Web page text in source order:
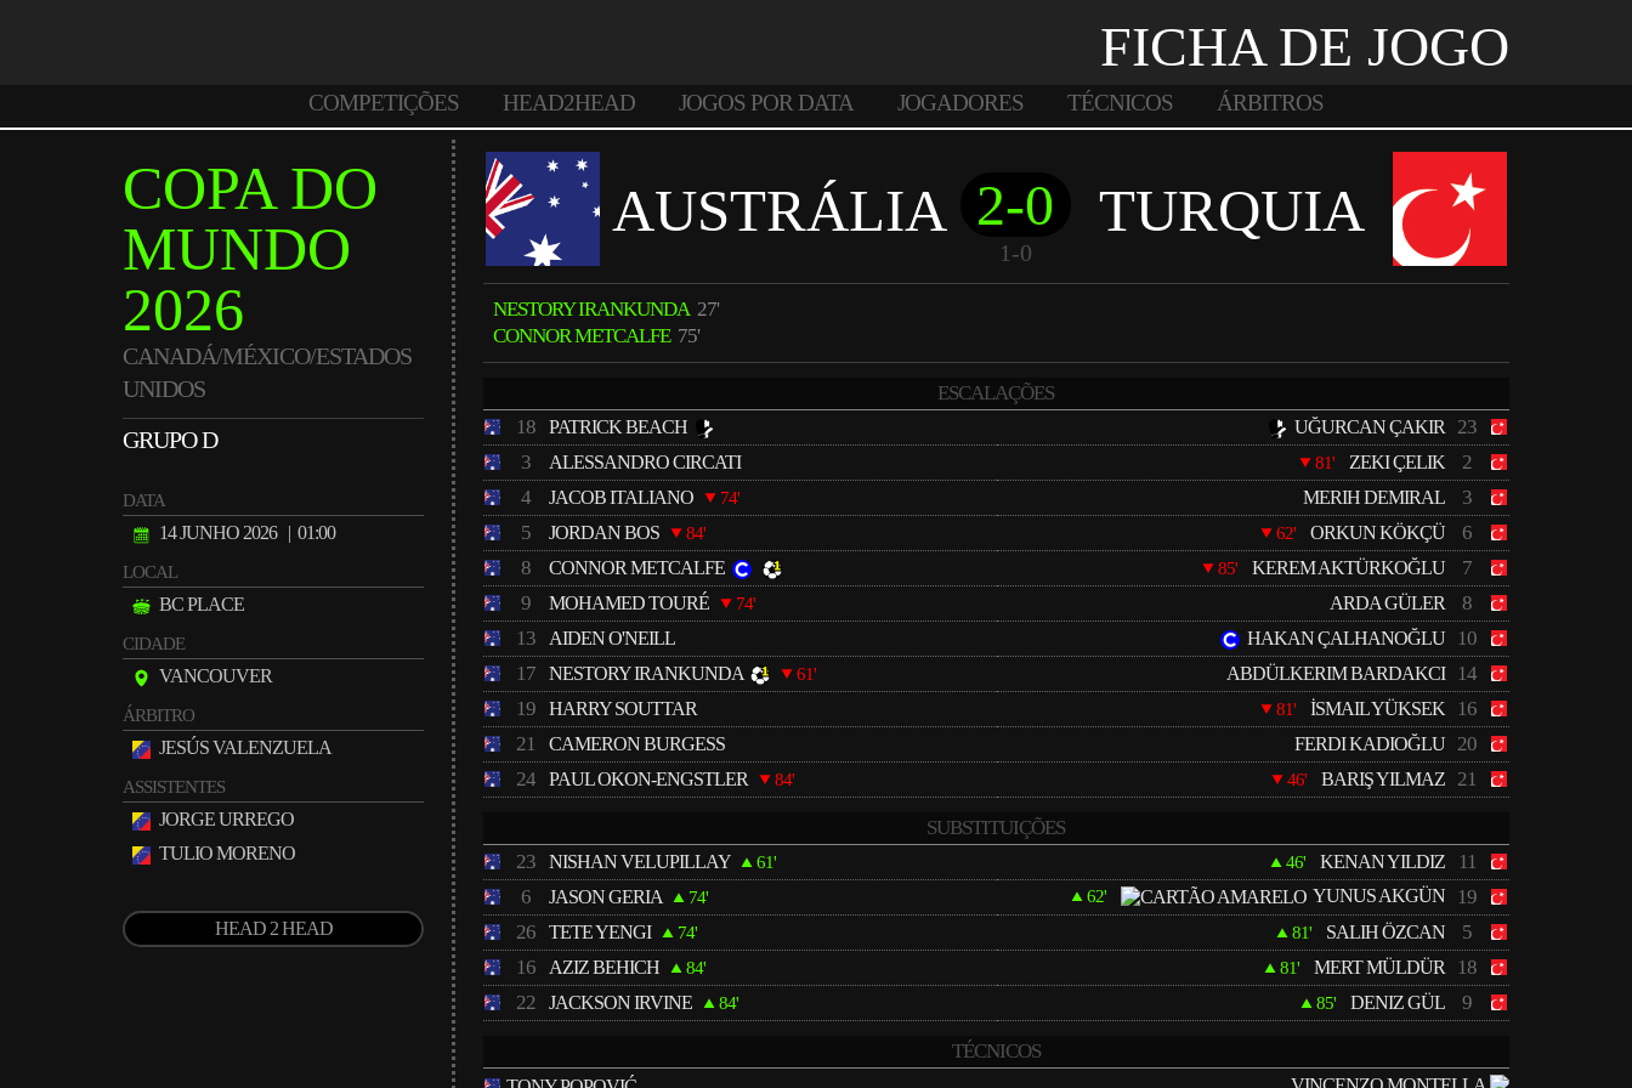
FICHA DE JOGO
COMPETIÇÕES HEAD2HEAD JOGOS POR DATA JOGADORES TÉCNICOS ÁRBITROS
COPA DO
MUNDO
2026
CANADÁ/MÉXICO/ESTADOS
UNIDOS
GRUPO D
DATA
14 JUNHO 2026 | 01:00
LOCAL
BC PLACE
CIDADE
VANCOUVER
ÁRBITRO
JESÚS VALENZUELA
ASSISTENTES
JORGE URREGO
TULIO MORENO
HEAD 2 HEAD
AUSTRÁLIA 2-0
1-0
TURQUIA
NESTORY IRANKUNDA27'
CONNOR METCALFE 75'
ESCALAÇÕES
18
PATRICK BEACH
3 ALESSANDRO CIRCATI
4 JACOB ITALIANO 74'
5 JORDAN BOS 84'
8 CONNOR METCALFE
9 MOHAMED TOURÉ 74'
13 AIDEN O'NEILL
17 NESTORY IRANKUNDA 61'
19 HARRY SOUTTAR
21 CAMERON BURGESS
24 PAUL OKON-ENGSTLER 84'
UĞURCAN ÇAKIR 23
81' ZEKI ÇELIK 2
MERIH DEMIRAL 3
62' ORKUN KÖKÇÜ 6
85' KEREM AKTÜRKOĞLU 7
ARDA GÜLER 8
HAKAN ÇALHANOĞLU 10
ABDÜLKERIM BARDAKCI 14
81' İSMAIL YÜKSEK 16
FERDI KADIOĞLU 20
46' BARIŞ YILMAZ 21
SUBSTITUIÇÕES
23
NISHAN VELUPILLAY 61'
6 JASON GERIA 74'
26 TETE YENGI 74'
16 AZIZ BEHICH 84'
22 JACKSON IRVINE 84'
46' KENAN YILDIZ 11
62' YUNUS AKGÜN 19
81' SALIH ÖZCAN 5
81' MERT MÜLDÜR 18
85' DENIZ GÜL 9
TÉCNICOS